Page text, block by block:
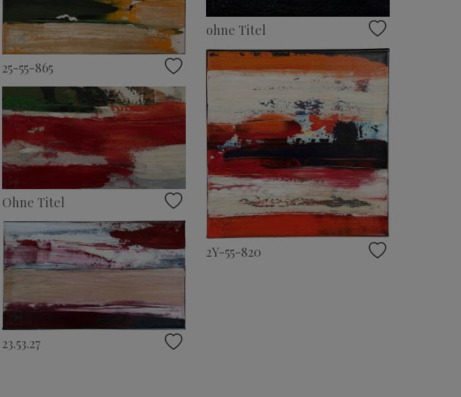
25-55-865
ohne Titel
2Y-55-820
Ohne Titel
23.53.27